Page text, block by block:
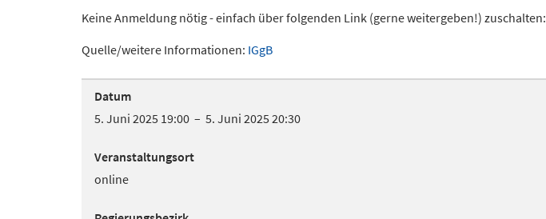
Keine Anmeldung nötig - einfach über folgenden Link (gerne weitergeben!) zuschalten:
Quelle/weitere Informationen: IGgB
Datum
5. Juni 2025 19:00 – 5. Juni 2025 20:30
Veranstaltungsort
online